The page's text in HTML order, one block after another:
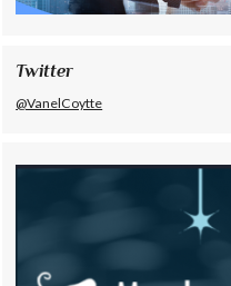
Twitter
@VanelCoytte